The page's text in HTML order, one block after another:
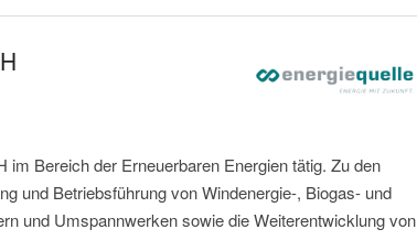
im Bereich der Erneuerbaren Energien tätig. Zu den
und Betriebsführung von Windenergie-, Biogas- und
und Umspannwerken sowie die Weiterentwicklung von